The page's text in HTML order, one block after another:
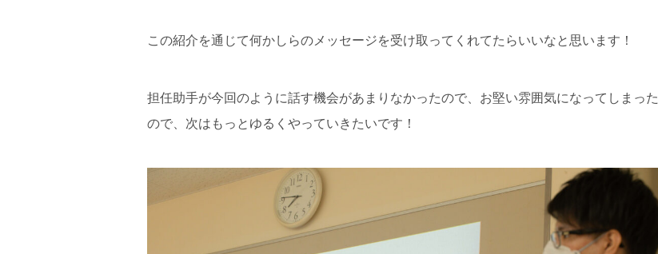
この紹介を通じて何かしらのメッセージを受け取ってくれてたらいいなと思います！
担任助手が今回のように話す機会があまりなかったので、お堅い雰囲気になってしまった
ので、次はもっとゆるくやっていきたいです！